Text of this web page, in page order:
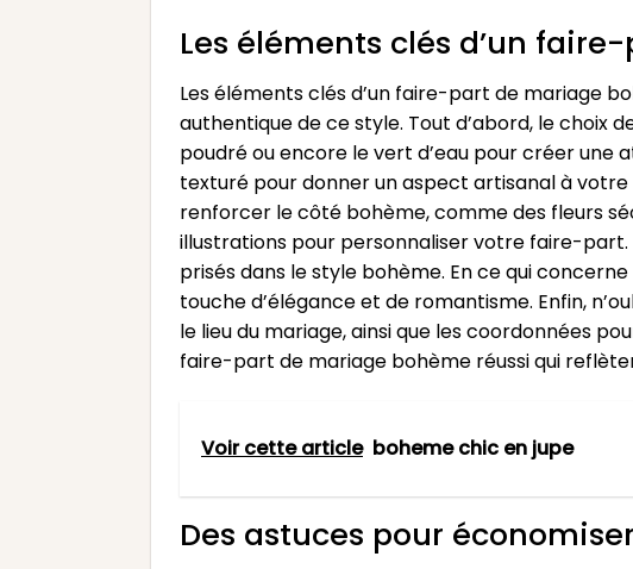
Les éléments clés d’un
Les éléments clés d’un faire-part de mariage
authentique de ce style. Tout d’abord, le choix
poudré ou encore le vert d’eau pour créer une
texturé pour donner un aspect artisanal à
renforcer le côté bohème, comme des fleurs
illustrations pour personnaliser votre faire-
prisés dans le style bohème. En ce qui
touche d’élégance et de romantisme. Enfin,
le lieu du mariage, ainsi que les coordonnées
faire-part de mariage bohème réussi qui
Voir cette article boheme chic en jupe
Des astuces pour